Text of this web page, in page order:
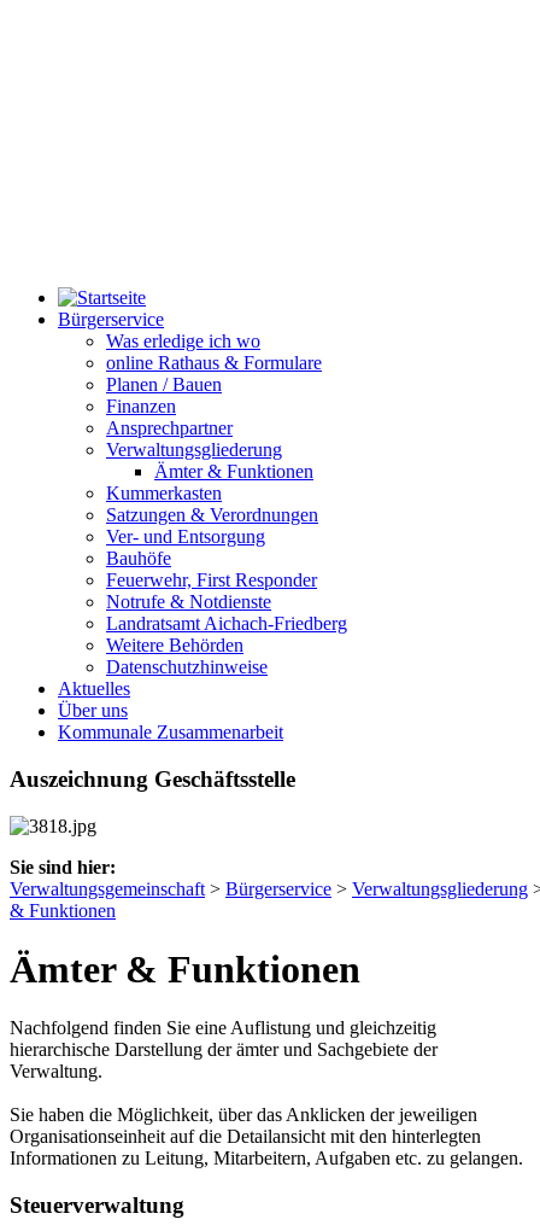
Bürgerservice
Was erledige ich wo
online Rathaus & Formulare
Planen / Bauen
Finanzen
Ansprechpartner
Verwaltungsgliederung
Ämter & Funktionen
Kummerkasten
Satzungen & Verordnungen
Ver- und Entsorgung
Bauhöfe
Feuerwehr, First Responder
Notrufe & Notdienste
Landratsamt Aichach-Friedberg
Weitere Behörden
Datenschutzhinweise
Aktuelles
Über uns
Kommunale Zusammenarbeit
Auszeichnung Geschäftsstelle
Sie sind hier:
Verwaltungsgemeinschaft > Bürgerservice > Verwaltungsgliederung
& Funktionen
Ämter & Funktionen
Nachfolgend finden Sie eine Auflistung und gleichzeitig
hierarchische Darstellung der ämter und Sachgebiete der
Verwaltung.
Sie haben die Möglichkeit, über das Anklicken der jeweiligen
Organisationseinheit auf die Detailansicht mit den hinterlegten
Informationen zu Leitung, Mitarbeitern, Aufgaben etc. zu gelangen.
Steuerverwaltung